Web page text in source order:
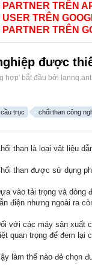
TRÊN
TRÊN
TRÊN
được
hợp' bắt đầu bởi lannq.ant
trục chổi than công
than là loai vật liệu
than được sử dụng
vào tải trọng và dòng
điện nhưng ngoài ra
với các máy sản xuất
quan trọng để đem lại
làm thế nào đẻ chọn